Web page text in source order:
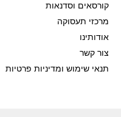
קורסאים וסדנאות
מרכזי תעסוקה
אודותינו
צור קשר
תנאי שימוש ומדיניות פרטיות